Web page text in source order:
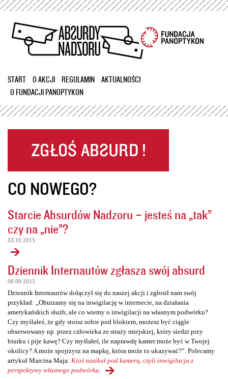
Przejdź
treści
START O AKCJI REGULAMIN
AKTUALNOŚCI
O FUNDACJI PANOPTYKON
CO NOWEGO?
Starcie Absurdów Nadzoru – jesteś na „tak”
czy na „nie”?
03.10.2015
Dziennik Internautów zgłasza swój absurd
08.09.2015
Dziennik Internautów dołączył się do naszej akcji i zgłosił nam swój
przykład: „Oburzamy się na inwigilację w internecie, na działania
amerykańskich służb, ale co wiemy o inwigilacji na własnym podwórku?
Czy myślałeś, że gdy stoisz sobie pod blokiem, możesz być ciągle
obserwowany np. przez człowieka ze straży miejskiej, który siedzi przy
biurku i pije kawę? Czy myślałeś, ile naprawdę kamer może być w Twojej
okolicy? A może spojrzysz na mapkę, która może to ukazywać?”. Polecamy
artykuł Marcina Maja: Ktoś nasikał pod kamerą, czyli inwigilacja z
perspektywy własnego podwórka